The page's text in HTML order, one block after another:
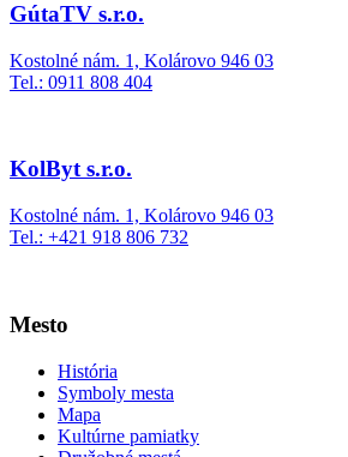
GútaTV s.r.o.
Kostolné nám. 1, Kolárovo 946 03
Tel.: 0911 808 404
KolByt s.r.o.
Kostolné nám. 1, Kolárovo 946 03
Tel.: +421 918 806 732
Mesto
História
Symboly mesta
Mapa
Kultúrne pamiatky